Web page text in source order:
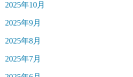
2025年10月
2025年9月
2025年8月
2025年7月